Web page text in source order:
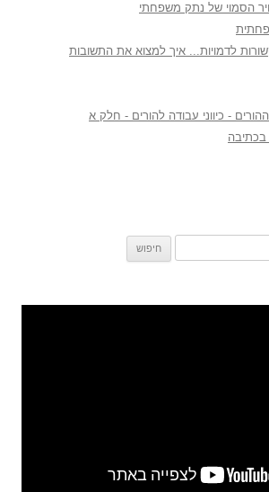
הסמוי של נתק משפחתי
לדמויות... איך למצוא את התשובות
- כיווני עבודה להורים - חלק א